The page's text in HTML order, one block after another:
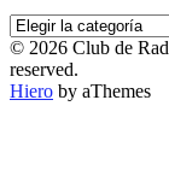
PUBLICACIONES
POR
CATEGORÍA
© 2026 Club de
reserved.
Hiero by aThemes